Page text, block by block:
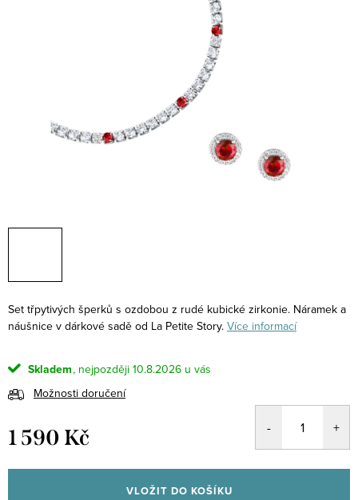
Set třpytivých šperků s ozdobou z rudé kubické zirkonie. Náramek a
náušnice v dárkové sadě od La Petite Story. Více informací
Skladem
10.8.2026
Možnosti doručení
1 590 Kč
cena:
VLOŽIT DO KOŠÍKU